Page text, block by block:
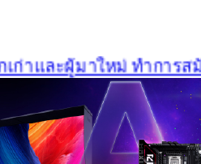
ก่าและผู้มาใหม่ ทำการสมั